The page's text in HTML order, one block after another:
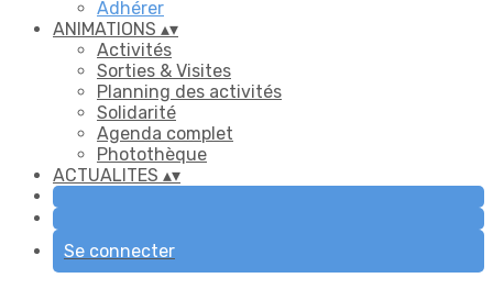
Adhérer
ANIMATIONS ▴▾
Activités
Sorties & Visites
Planning des activités
Solidarité
Agenda complet
Photothèque
ACTUALITES ▴▾
Se connecter